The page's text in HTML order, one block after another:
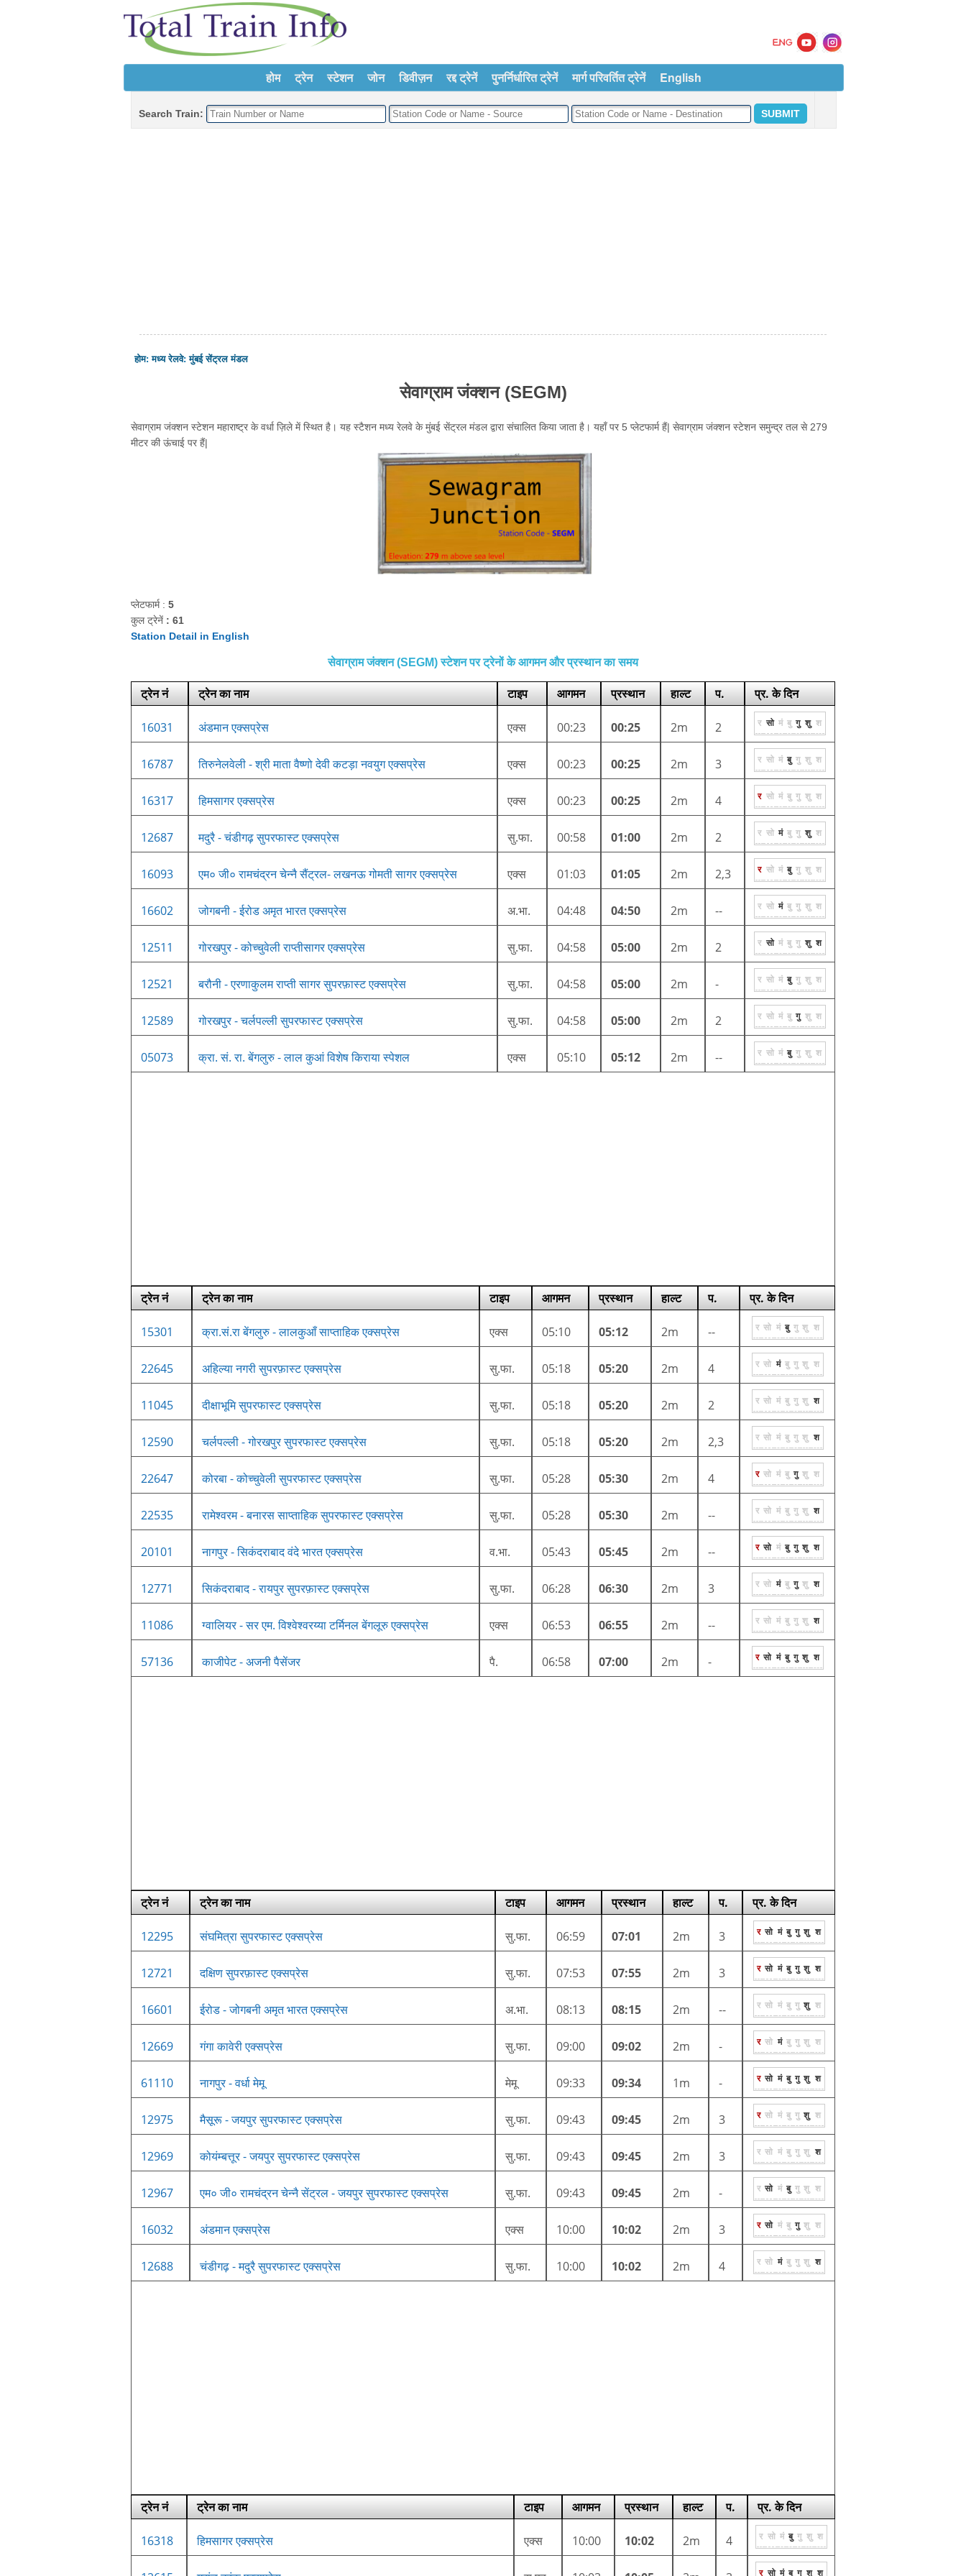
होम ट्रेन स्टेशन जोन डिवीज़न रद्द ट्रेनें पुनर्निर्धारित ट्रेनें मार्ग परिवर्तित ट्रेनें English
Search Train:
होम:मध्य रेलवे:मुंबई सेंट्रल मंडल
सेवाग्राम जंक्शन (SEGM)
सेवाग्राम जंक्शन स्टेशन महाराष्ट्र के वर्धा ज़िले में स्थित है। यह स्टैशन मध्य रेलवे के मुंबई सेंट्रल मंडल द्वारा संचालित किया जाता है। यहाँ पर 5 प्लेटफार्म हैं| सेवाग्राम जंक्शन स्टेशन समुन्द्र तल से 279
मीटर की ऊंचाई पर हैं|
प्लेटफार्म : 5
कुल ट्रेनें : 61
Station Detail in English
सेवाग्राम जंक्शन (SEGM) स्टेशन पर ट्रेनों के आगमन और प्रस्थान का समय
ट्रेन नं ट्रेन का नाम टाइप आगमन प्रस्थान हाल्ट प. प्र. के दिन
16031 अंडमान एक्सप्रेस एक्स 00:23 00:25 2m 2 र सो मं बु गु शु श
16787 तिरुनेलवेली - श्री माता वैष्णो देवी कटड़ा नवयुग एक्सप्रेस एक्स 00:23 00:25 2m 3 र सो मं बु गु शु श
16317 हिमसागर एक्सप्रेस एक्स 00:23 00:25 2m 4 र सो मं बु गु शु श
12687 मदुरै - चंडीगढ़ सुपरफास्ट एक्सप्रेस सु.फा. 00:58 01:00 2m 2 र सो मं बु गु शु श
16093 एम० जी० रामचंद्रन चेन्नै सैंट्रल- लखनऊ गोमती सागर एक्सप्रेस एक्स 01:03 01:05 2m 2,3 र सो मं बु गु शु श
16602 जोगबनी - ईरोड अमृत भारत एक्सप्रेस अ.भा. 04:48 04:50 2m -- र सो मं बु गु शु श
12511 गोरखपुर - कोच्चुवेली राप्तीसागर एक्सप्रेस सु.फा. 04:58 05:00 2m 2 र सो मं बु गु शु श
12521 बरौनी - एरणाकुलम राप्ती सागर सुपरफ़ास्ट एक्सप्रेस सु.फा. 04:58 05:00 2m - र सो मं बु गु शु श
12589 गोरखपुर - चर्लपल्ली सुपरफास्ट एक्सप्रेस सु.फा. 04:58 05:00 2m 2 र सो मं बु गु शु श
05073 क्रा. सं. रा. बेंगलुरु - लाल कुआं विशेष किराया स्पेशल एक्स 05:10 05:12 2m -- र सो मं बु गु शु श
ट्रेन नं ट्रेन का नाम टाइप आगमन प्रस्थान हाल्ट प. प्र. के दिन
15301 क्रा.सं.रा बेंगलुरु - लालकुआँ साप्ताहिक एक्सप्रेस एक्स 05:10 05:12 2m -- र सो मं बु गु शु श
22645 अहिल्या नगरी सुपरफ़ास्ट एक्सप्रेस सु.फा. 05:18 05:20 2m 4 र सो मं बु गु शु श
11045 दीक्षाभूमि सुपरफास्ट एक्सप्रेस सु.फा. 05:18 05:20 2m 2 र सो मं बु गु शु श
12590 चर्लपल्ली - गोरखपुर सुपरफास्ट एक्सप्रेस सु.फा. 05:18 05:20 2m 2,3 र सो मं बु गु शु श
22647 कोरबा - कोच्चुवेली सुपरफास्ट एक्सप्रेस सु.फा. 05:28 05:30 2m 4 र सो मं बु गु शु श
22535 रामेश्वरम - बनारस साप्ताहिक सुपरफास्ट एक्सप्रेस सु.फा. 05:28 05:30 2m -- र सो मं बु गु शु श
20101 नागपुर - सिकंदराबाद वंदे भारत एक्सप्रेस व.भा. 05:43 05:45 2m -- र सो मं बु गु शु श
12771 सिकंदराबाद - रायपुर सुपरफ़ास्ट एक्सप्रेस सु.फा. 06:28 06:30 2m 3 र सो मं बु गु शु श
11086 ग्वालियर - सर एम. विश्वेश्वरय्या टर्मिनल बेंगलूरु एक्सप्रेस एक्स 06:53 06:55 2m -- र सो मं बु गु शु श
57136 काजीपेट - अजनी पैसेंजर पै. 06:58 07:00 2m - र सो मं बु गु शु श
ट्रेन नं ट्रेन का नाम टाइप आगमन प्रस्थान हाल्ट प. प्र. के दिन
12295 संघमित्रा सुपरफास्ट एक्सप्रेस सु.फा. 06:59 07:01 2m 3 र सो मं बु गु शु श
12721 दक्षिण सुपरफ़ास्ट एक्सप्रेस सु.फा. 07:53 07:55 2m 3 र सो मं बु गु शु श
16601 ईरोड - जोगबनी अमृत भारत एक्सप्रेस अ.भा. 08:13 08:15 2m -- र सो मं बु गु शु श
12669 गंगा कावेरी एक्सप्रेस सु.फा. 09:00 09:02 2m - र सो मं बु गु शु श
61110 नागपुर - वर्धा मेमू मेमू 09:33 09:34 1m - र सो मं बु गु शु श
12975 मैसूरू - जयपुर सुपरफास्ट एक्सप्रेस सु.फा. 09:43 09:45 2m 3 र सो मं बु गु शु श
12969 कोयंम्बत्तूर - जयपुर सुपरफास्ट एक्सप्रेस सु.फा. 09:43 09:45 2m 3 र सो मं बु गु शु श
12967 एम० जी० रामचंद्रन चेन्नै सेंट्रल - जयपुर सुपरफास्ट एक्सप्रेस सु.फा. 09:43 09:45 2m - र सो मं बु गु शु श
16032 अंडमान एक्सप्रेस एक्स 10:00 10:02 2m 3 र सो मं बु गु शु श
12688 चंडीगढ़ - मदुरै सुपरफास्ट एक्सप्रेस सु.फा. 10:00 10:02 2m 4 र सो मं बु गु शु श
ट्रेन नं ट्रेन का नाम टाइप आगमन प्रस्थान हाल्ट प. प्र. के दिन
16318 हिमसागर एक्सप्रेस एक्स 10:00 10:02 2m 4 र सो मं बु गु शु श
र सो मं बु गु शु श